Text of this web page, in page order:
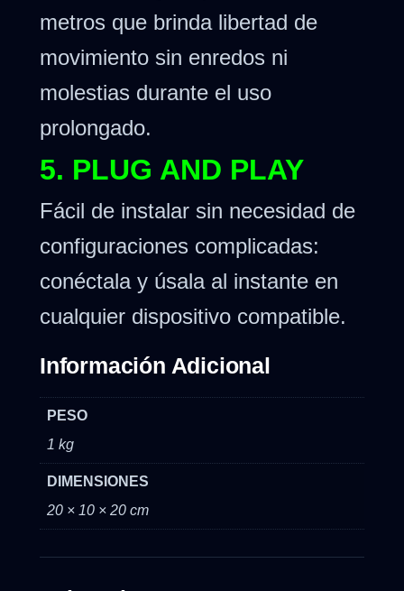
metros que brinda libertad de
movimiento sin enredos ni
molestias durante el uso
prolongado.
5. PLUG AND PLAY
Fácil de instalar sin necesidad de
configuraciones complicadas:
conéctala y úsala al instante en
cualquier dispositivo compatible.
Información Adicional
PESO
1 kg
DIMENSIONES
20 × 10 × 20 cm